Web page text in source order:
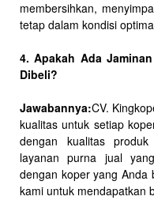
membersihkan,
tetap dalam kondisi
4. Apakah Ada
Dibeli?
Jawabannya:CV.
kualitas untuk setiap
dengan kualitas
layanan purna jual
dengan koper yang Anda
kami untuk mendapatkan